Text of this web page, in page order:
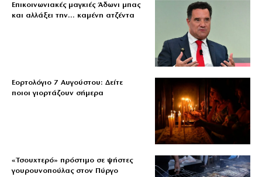
Επικοινωνιακές μαγκιές Άδωνι μπας
και αλλάξει την… καμένη ατζέντα
Εορτολόγιο 7 Αυγούστου: Δείτε
ποιοι γιορτάζουν σήμερα
«Τσουχτερό» πρόστιμο σε ψήστες
γουρουνοπούλας στον Πύργο